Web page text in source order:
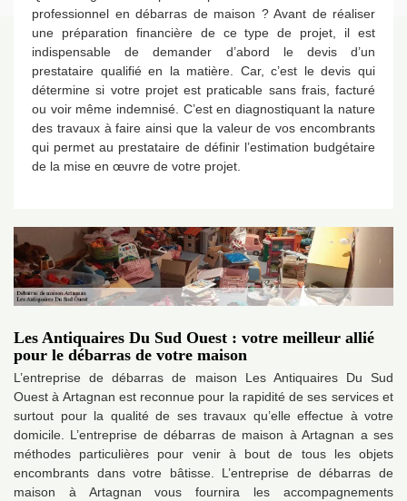
professionnel en débarras de maison ? Avant de réaliser
une préparation financière de ce type de projet, il est
indispensable de demander d’abord le devis d’un
prestataire qualifié en la matière. Car, c’est le devis qui
détermine si votre projet est praticable sans frais, facturé
ou voir même indemnisé. C’est en diagnostiquant la nature
des travaux à faire ainsi que la valeur de vos encombrants
qui permet au prestataire de définir l’estimation budgétaire
de la mise en œuvre de votre projet.
Les Antiquaires Du Sud Ouest : votre meilleur allié
pour le débarras de votre maison
L’entreprise de débarras de maison Les Antiquaires Du Sud
Ouest à Artagnan est reconnue pour la rapidité de ses services et
surtout pour la qualité de ses travaux qu’elle effectue à votre
domicile. L’entreprise de débarras de maison à Artagnan a ses
méthodes particulières pour venir à bout de tous les objets
encombrants dans votre bâtisse. L’entreprise de débarras de
maison à Artagnan vous fournira les accompagnements